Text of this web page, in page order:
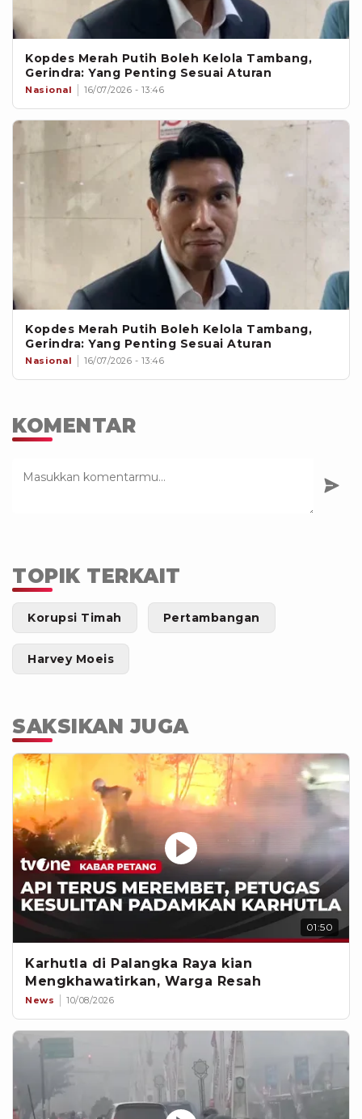
Kopdes Merah Putih Boleh Kelola Tambang,
Gerindra: Yang Penting Sesuai Aturan
Nasional 16/07/2026 - 13:46
Kopdes Merah Putih Boleh Kelola Tambang,
Gerindra: Yang Penting Sesuai Aturan
Nasional 16/07/2026 - 13:46
KOMENTAR
TOPIK TERKAIT
Korupsi Timah Pertambangan
Harvey Moeis
SAKSIKAN JUGA
01:50
Karhutla di Palangka Raya kian
Mengkhawatirkan, Warga Resah
News 10/08/2026